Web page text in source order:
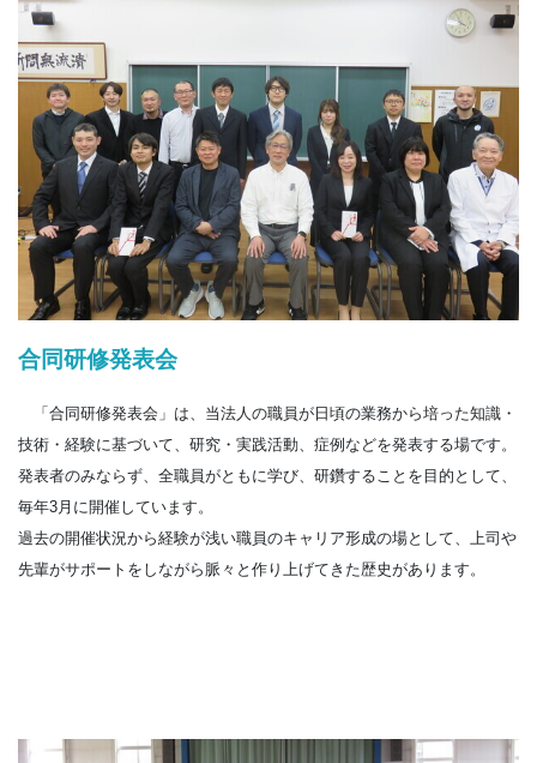
合同研修発表会
「合同研修発表会」は、当法人の職員が日頃の業務から培った知識・
技術・経験に基づいて、研究・実践活動、症例などを発表する場です。
発表者のみならず、全職員がともに学び、研鑽することを目的として、
毎年3月に開催しています。
過去の開催状況から経験が浅い職員のキャリア形成の場として、上司や
先輩がサポートをしながら脈々と作り上げてきた歴史があります。